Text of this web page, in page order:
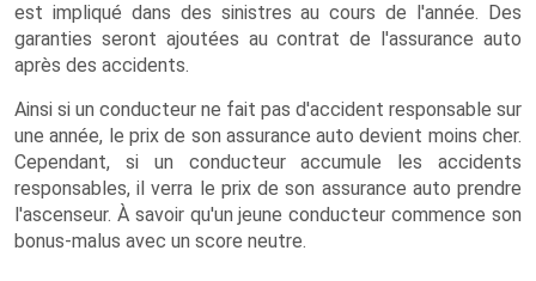
est impliqué dans des sinistres au cours de l'année. Des
garanties seront ajoutées au contrat de l'assurance auto
après des accidents.
Ainsi si un conducteur ne fait pas d'accident responsable sur
une année, le prix de son assurance auto devient moins cher.
Cependant, si un conducteur accumule les accidents
responsables, il verra le prix de son assurance auto prendre
l'ascenseur. À savoir qu'un jeune conducteur commence son
bonus-malus avec un score neutre.